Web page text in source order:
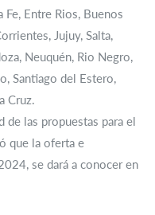
Fe, Entre Rios, Buenos
Jujuy, Salta,
Neuquén, Rio Negro,
Santiago del Estero,
Cruz.
de las propuestas para el
que la oferta e
se dará a conocer en